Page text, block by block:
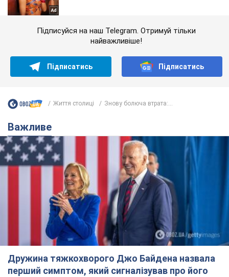
Підписуйся на наш Telegram. Отримуй тільки
найважливіше!
Підписатись Підписатись
Життя столиці Знову болюча втрата:...
Важливе
Дружина тяжкохворого Джо Байдена назвала
перший симптом, який сигналізував про його